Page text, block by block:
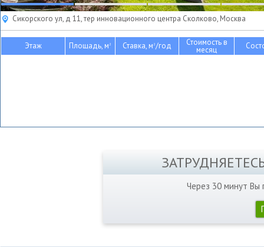
Сикорского ул, д 11, тер инновационного центра Сколково, Москва
Этаж Площадь, м2 Ставка, м2/год Стоимость в
месяц
Через 30 минут Вы